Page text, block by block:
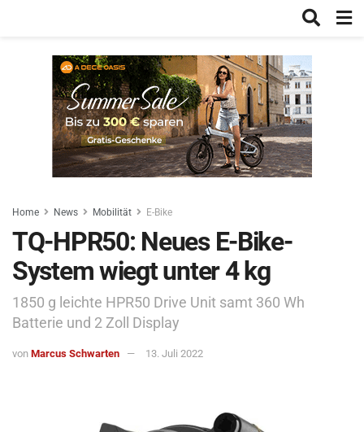
Home News Mobilität E-Bike
TQ-HPR50: Neues E-Bike-
System wiegt unter 4 kg
1850 g leichte HPR50 Drive Unit samt 360 Wh
Batterie und 2 Zoll Display
von Marcus Schwarten 13. Juli 2022